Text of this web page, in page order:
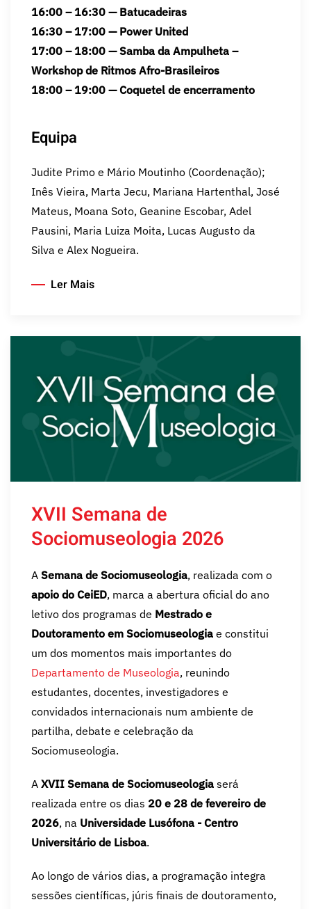
16:00 – 16:30 — Batucadeiras
16:30 – 17:00 — Power United
17:00 – 18:00 — Samba da Ampulheta –
Workshop de Ritmos Afro-Brasileiros
18:00 – 19:00 — Coquetel de encerramento
Equipa
Judite Primo e Mário Moutinho (Coordenação);
Inês Vieira, Marta Jecu, Mariana Hartenthal, José
Mateus, Moana Soto, Geanine Escobar, Adel
Pausini, Maria Luiza Moita, Lucas Augusto da
Silva e Alex Nogueira.
Ler Mais
XVII Semana de
Sociomuseologia 2026
A Semana de Sociomuseologia, realizada com o
apoio do CeiED, marca a abertura oficial do ano
letivo dos programas de Mestrado e
Doutoramento em Sociomuseologia e constitui
um dos momentos mais importantes do
Departamento de Museologia, reunindo
estudantes, docentes, investigadores e
convidados internacionais num ambiente de
partilha, debate e celebração da
Sociomuseologia.
A XVII Semana de Sociomuseologia será
realizada entre os dias 20 e 28 de fevereiro de
2026, na Universidade Lusófona - Centro
Universitário de Lisboa.
Ao longo de vários dias, a programação integra
sessões científicas, júris finais de doutoramento,